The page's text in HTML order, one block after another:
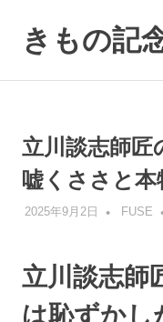
きもの記
者
も、
読
ん
参
立川談志師匠
嘘くささと
2025年9月2日 FUSE
立川談志師
は恥ずかし